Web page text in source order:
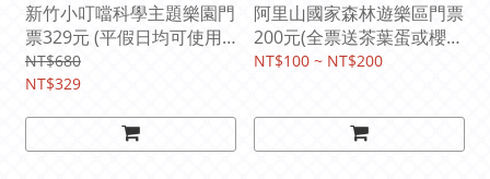
新竹小叮噹科學主題樂園門
票329元 (平假日均可使用)::
(電子票)即買即用Ⓕ
NT$680
NT$329
阿里山國家森林遊樂區門票
200元(全票送茶葉蛋或櫻花
日出餅)【國人限定】::(電
NT$100 ~ NT$200